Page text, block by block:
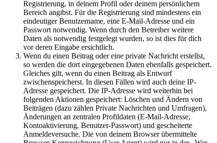
Registrierung, in deinem Profil oder deinem persönlichem
Bereich angibst. Für die Registrierung sind mindestens ein
eindeutiger Benutzername, eine E-Mail-Adresse und ein
Passwort notwendig. Wenn durch den Betreiber weitere
Daten als notwendig festgelegt wurden, so ist dies für dich
vor deren Eingabe ersichtlich.
Wenn du einen Beitrag oder eine private Nachricht erstellst,
so werden die dort eingegebenen Daten ebenfalls gespeichert.
Gleiches gilt, wenn du einen Beitrag als Entwurf
zwischenspeicherst. In diesen Fällen wird auch deine IP-
Adresse gespeichert. Die IP-Adresse wird weiterhin bei
folgenden Aktionen gespeichert: Löschen und Ändern von
Beiträgen (dazu zählen Private Nachrichten und Umfragen),
Änderungen an zentralen Profildaten (E-Mail-Adresse,
Kontoaktivierung, Benutzer-Passwort) und gescheiterte
Anmeldeversuche. Die von deinem Browser übermittelte